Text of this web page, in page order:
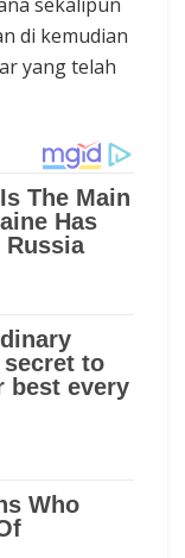
di kemudian
yang telah